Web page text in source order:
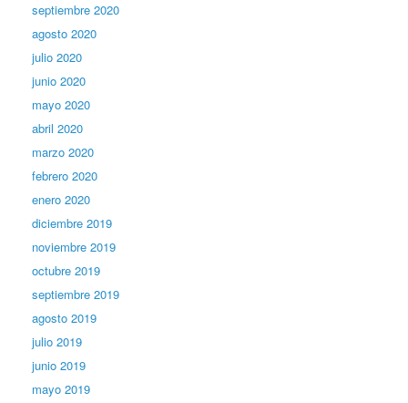
septiembre 2020
agosto 2020
julio 2020
junio 2020
mayo 2020
abril 2020
marzo 2020
febrero 2020
enero 2020
diciembre 2019
noviembre 2019
octubre 2019
septiembre 2019
agosto 2019
julio 2019
junio 2019
mayo 2019